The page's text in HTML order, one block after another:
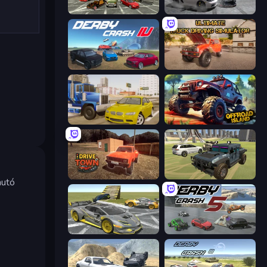
Evolution Factor Gearshift One
Derby Crash 4 Ultimate Truck Driving Simulator 2020
Crazy Car Stunts Offroad Island
DriveTown 4x4 Offroader
Wrong Way Derby Crash 5